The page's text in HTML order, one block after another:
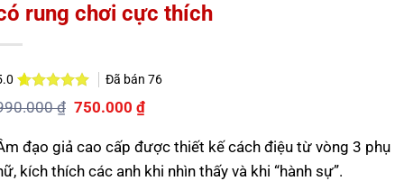
rung chơi cực thích
5.0trên 5
dựa trên
2
Đã bán 76
₫ Giá
990.000 ₫.
750.000₫Giá
là:
750.000 ₫.
đạo giả cao cấp được thiết kế cách điệu từ vòng 3 phụ
kích thích các anh khi nhìn thấy và khi “hành sự”.